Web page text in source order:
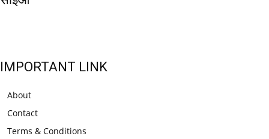
IMPORTANT LINK
About
Contact
Terms & Conditions